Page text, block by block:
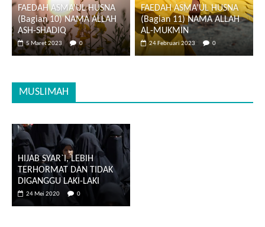
FAEDAH ASMA’UL HUSNA
(Bagian 10) NAMA ALLAH
ASH-SHADIQ
5 Maret 2023 0
FAEDAH ASMA’UL HUSNA
(Bagian 11) NAMA ALLAH
AL-MUKMIN
24 Februari 2023 0
MUSLIMAH
HIJAB SYAR`I, LEBIH
TERHORMAT DAN TIDAK
DIGANGGU LAKI-LAKI
24 Mei 2020 0